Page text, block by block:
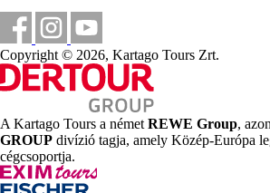
Gluténmentes étrend kérésre elérhető.
Sport ajánlat
Ingyenesen igénybe vehető:
teniszpálya (világítás felár
kortól).
Térítés ellenében:
búvárkodás, hegyi kerékpárok.
Gyermekek
Gyerekmedence, játszótér, miniklub (4-
Copyright © 2026, Kartago Tours Zrt.
A Kartago Tours a német REWE Group,
GROUP divízió tagja, amely Közép-Európa
cégcsoportja.